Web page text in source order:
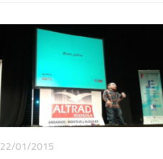
22/01/2015